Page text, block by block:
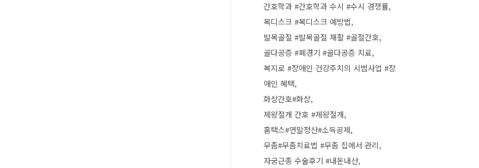
간호학과 #간호학과 수시 #수시 경쟁률
목디스크 #목디스크 예방법
발목골절 #발목골절 재활 #골절간호
골다공증 #폐경기 #골다공증 치료
복지로 #장애인 건강주치의 시범사업 #장
애인 혜택
화상간호#화상
제왕절개 간호 #제왕절개
홈택스#연말정산#소득공제
무좀#무좀치료법 #무좀 집에서 관리
자궁근종 수술후기 #내돈내산